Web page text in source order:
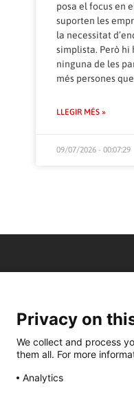
posa el focus en
suporten les
la necessitat
simplista. Però hi
ninguna de les
més persones
LLEGIR MÉS »
09/07/2026 - 00:07:29
Privacy on
We collect and process
them all. For more
Analytics